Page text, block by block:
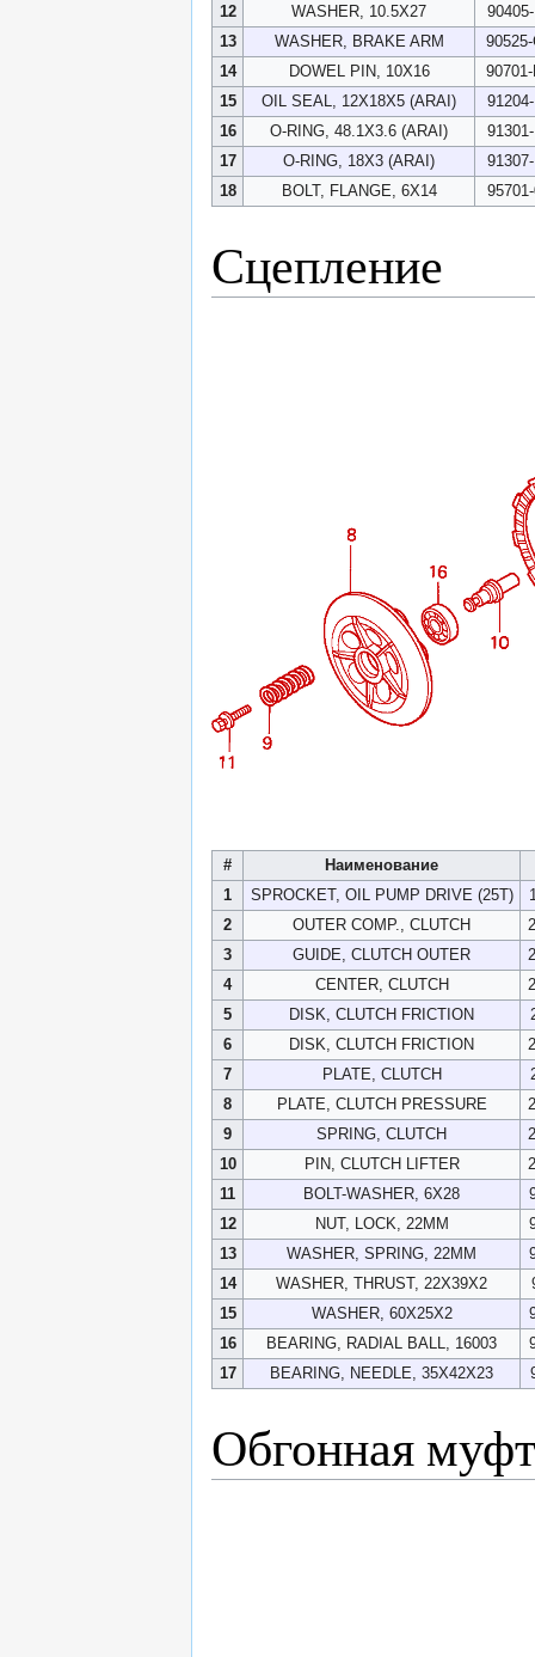
12 WASHER, 10.5X27
13
WASHER, BRAKE ARM
14
DOWEL PIN, 10X16
15
OIL SEAL, 12X18X5 (ARAI)
16
O-RING, 48.1X3.6 (ARAI)
17
O-RING, 18X3 (ARAI)
18
BOLT, FLANGE, 6X14
Сцепление
#
Наименование
1
SPROCKET, OIL PUMP DRIVE (25T)
2
OUTER COMP., CLUTCH
3
GUIDE, CLUTCH OUTER
4
CENTER, CLUTCH
5
DISK, CLUTCH FRICTION
6
DISK, CLUTCH FRICTION
7
PLATE, CLUTCH
8
PLATE, CLUTCH PRESSURE
9
SPRING, CLUTCH
10
PIN, CLUTCH LIFTER
11
BOLT-WASHER, 6X28
12
NUT, LOCK, 22MM
13
WASHER, SPRING, 22MM
14
WASHER, THRUST, 22X39X2
15
WASHER, 60X25X2
16
BEARING, RADIAL BALL, 16003
17
BEARING, NEEDLE, 35X42X23
Обгонная